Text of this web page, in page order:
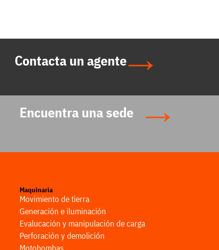
Contacta un agente
Encuentra una sede
Maquinaria
Movimiento de tierra
Generación e iluminación
Evalucación y manipulación de carga
Perforación y demolición